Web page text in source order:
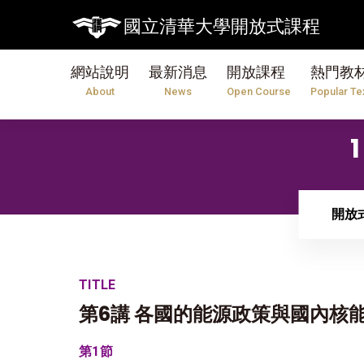
國立清華大學開放式課程
網站說明
About
最新消息
News
開放課程
Open Course
熱門教
Popular
開放
TITLE
第6講 各國的能源政策與國內核
第1節